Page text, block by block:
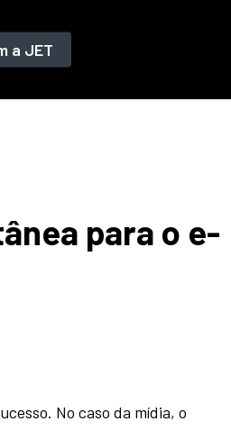
a JET
para o e-
No caso da mídia, o